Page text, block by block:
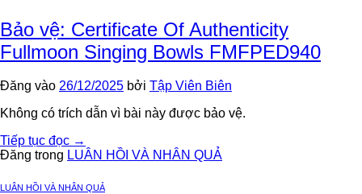
Bảo vệ: Certificate Of Authenticity
Fullmoon Singing Bowls FMFPED940
Đăng vào 26/12/2025 bởi Tập Viên Biên
Không có trích dẫn vì bài này được bảo vệ.
Tiếp tục đọc →
Đăng trong LUÂN HỒI VÀ NHÂN QUẢ
LUÂN HỒI VÀ NHÂN QUẢ